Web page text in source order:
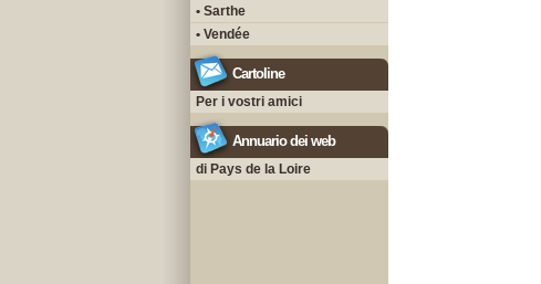
• Sarthe
• Vendée
Cartoline
Per i vostri amici
Annuario dei web
di Pays de la Loire